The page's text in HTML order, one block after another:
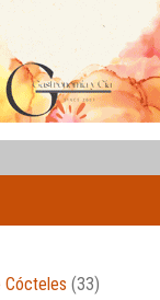
Cócteles (33)